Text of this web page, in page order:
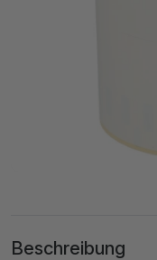
Beschreibung